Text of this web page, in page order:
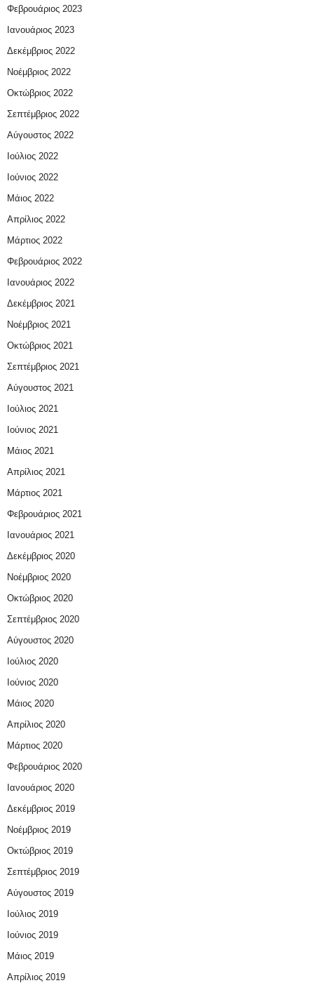
Φεβρουάριος 2023
Ιανουάριος 2023
Δεκέμβριος 2022
Νοέμβριος 2022
Οκτώβριος 2022
Σεπτέμβριος 2022
Αύγουστος 2022
Ιούλιος 2022
Ιούνιος 2022
Μάιος 2022
Απρίλιος 2022
Μάρτιος 2022
Φεβρουάριος 2022
Ιανουάριος 2022
Δεκέμβριος 2021
Νοέμβριος 2021
Οκτώβριος 2021
Σεπτέμβριος 2021
Αύγουστος 2021
Ιούλιος 2021
Ιούνιος 2021
Μάιος 2021
Απρίλιος 2021
Μάρτιος 2021
Φεβρουάριος 2021
Ιανουάριος 2021
Δεκέμβριος 2020
Νοέμβριος 2020
Οκτώβριος 2020
Σεπτέμβριος 2020
Αύγουστος 2020
Ιούλιος 2020
Ιούνιος 2020
Μάιος 2020
Απρίλιος 2020
Μάρτιος 2020
Φεβρουάριος 2020
Ιανουάριος 2020
Δεκέμβριος 2019
Νοέμβριος 2019
Οκτώβριος 2019
Σεπτέμβριος 2019
Αύγουστος 2019
Ιούλιος 2019
Ιούνιος 2019
Μάιος 2019
Απρίλιος 2019